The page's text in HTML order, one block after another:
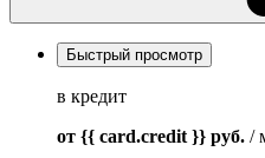
Быстрый просмотр
в кредит
от {{ card.credit }} руб. /